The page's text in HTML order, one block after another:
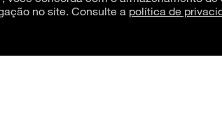
no site. Consulte a política de